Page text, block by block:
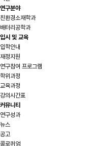
연구분야
친환경소재학과
배터리공학과
입시 및 교육
입학안내
재정지원
연구참여 프로그램
학위과정
교육과정
강의시간표
커뮤니티
연구성과
뉴스
공고
콜로퀴엄